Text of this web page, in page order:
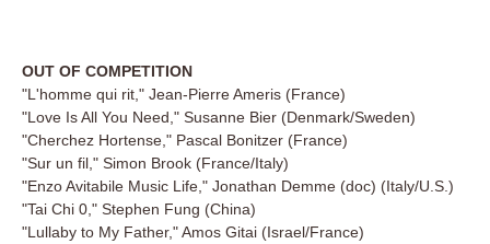
OUT OF COMPETITION
"L'homme qui rit," Jean-Pierre Ameris (France)
"Love Is All You Need," Susanne Bier (Denmark/Sweden)
"Cherchez Hortense," Pascal Bonitzer (France)
"Sur un fil," Simon Brook (France/Italy)
"Enzo Avitabile Music Life," Jonathan Demme (doc) (Italy/U.S.)
"Tai Chi 0," Stephen Fung (China)
"Lullaby to My Father," Amos Gitai (Israel/France)